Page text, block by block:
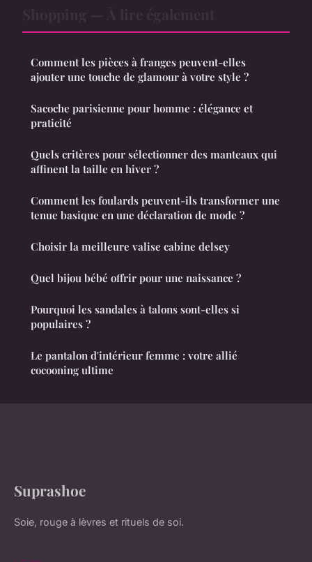
Comment les pièces à franges peuvent-elles
ajouter une touche de glamour à votre style ?
Sacoche parisienne pour homme : élégance et
praticité
Quels critères pour sélectionner des manteaux qui
affinent la taille en hiver ?
Comment les foulards peuvent-ils transformer une
tenue basique en une déclaration de mode ?
Choisir la meilleure valise cabine delsey
Quel bijou bébé offrir pour une naissance ?
Pourquoi les sandales à talons sont-elles si
populaires ?
Le pantalon d'intérieur femme : votre allié
cocooning ultime
Suprashoe
Soie, rouge à lèvres et rituels de soi.